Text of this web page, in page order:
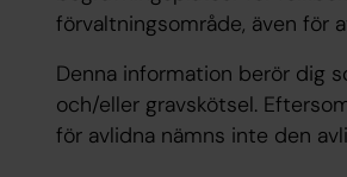
förvaltningsområde, även för
Denna information berör dig
och/eller gravskötsel.
för avlidna nämns inte den